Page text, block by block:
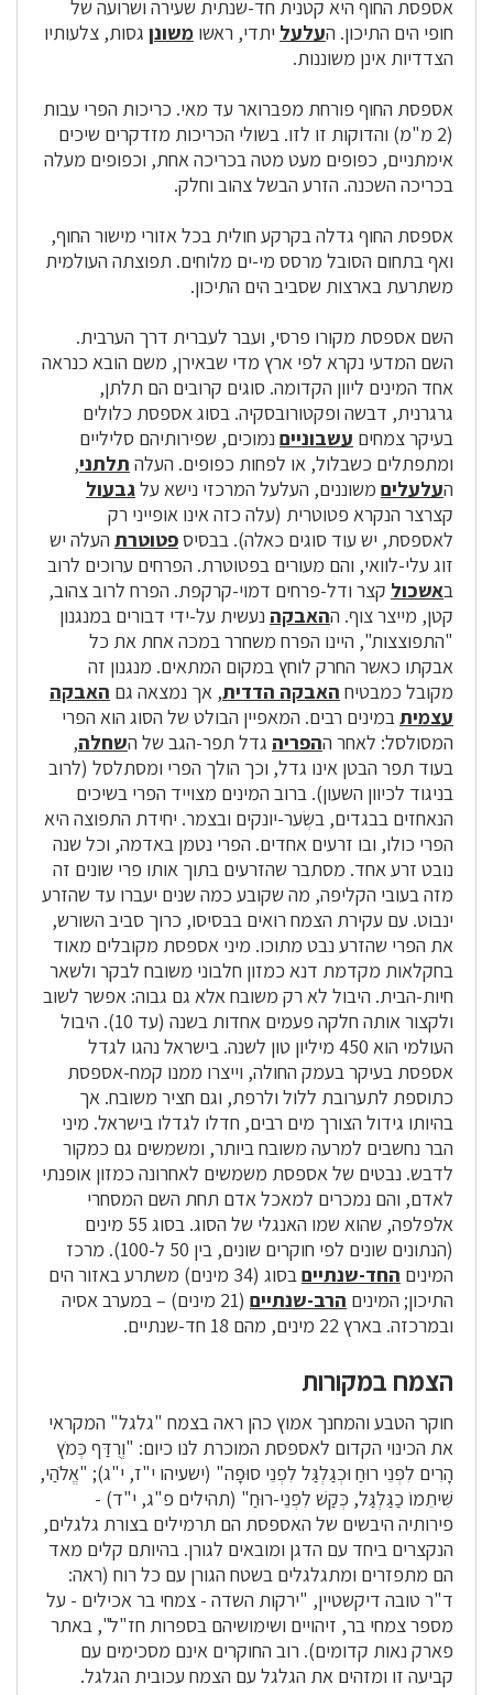
אספסת החוף היא קטנית חד-שנתית שעירה ושרועה של
חופי הים התיכון. העלעל יתדי, ראשו משונן גסות, צלעותיו
הצדדיות אינן משוננות.
אספסת החוף פורחת מפברואר עד מאי. כריכות הפרי עבות
(2 מ"מ) והדוקות זו לזו. בשולי הכריכות מזדקרים שיכים
אימתניים, כפופים מעט מטה בכריכה אחת, וכפופים מעלה
בכריכה השכנה. הזרע הבשל צהוב וחלק.
אספסת החוף גדלה בקרקע חולית בכל אזורי מישור החוף,
ואף בתחום הסובל מרסס מי-ים מלוחים. תפוצתה העולמית
משתרעת בארצות שסביב הים התיכון.
השם אספסת מקורו פרסי, ועבר לעברית דרך הערבית.
השם המדעי נקרא לפי ארץ מדי שבאירן, משם הובא כנראה
אחד המינים ליוון הקדומה. סוגים קרובים הם תלתן,
גרגרנית, דבשה ופקטורובסקיה. בסוג אספסת כלולים
בעיקר צמחים עשבוניים נמוכים, שפירותיהם סליליים
ומתפתלים כשבלול, או לפחות כפופים. העלה תלתני,
העלעלים משוננים, העלעל המרכזי נישא עלגבעול
קצרצר הנקרא פטוטרית (עלה כזה אינו אופייני רק
לאספסת, יש עוד סוגים כאלה). בבסיספטוטרת העלה יש
זוג עלי-לוואי, והם מעורים בפטוטרת. הפרחים ערוכים לרוב
באשכול קצר ודל-פרחים דמוי-קרקפת. הפרח לרוב צהוב,
קטן, מייצר צוף. ההאבקה נעשית על-ידי דבורים במנגנון
"התפוצצות", היינו הפרח משחרר במכה אחת את כל
אבקתו כאשר החרק לוחץ במקום המתאים. מנגנון זה
מקובל כמבטיח האבקה הדדית, אך נמצאה גם האבקה
עצמיתבמינים רבים. המאפיין הבולט של הסוג הוא הפרי
המסולסל: לאחר ההפריה גדל תפר-הגב של השחלה,
בעוד תפר הבטן אינו גדל, וכך הולך הפרי ומסתלסל (לרוב
בניגוד לכיוון השעון). ברוב המינים מצוייד הפרי בשיכים
הנאחזים בבגדים, בשְׂער-יונקים ובצמר. יחידת התפוצה היא
הפרי כולו, ובו זרעים אחדים. הפרי נטמן באדמה, וכל שנה
נובט זרע אחד. מסתבר שהזרעים בתוך אותו פרי שונים זה
מזה בעובי הקליפה, מה שקובע כמה שנים יעברו עד שהזרע
ינבוט. עם עקירת הצמח רואים בבסיסו, כרוך סביב השורש,
את הפרי שהזרע נבט מתוכו. מיני אספסת מקובלים מאוד
בחקלאות מקדמת דנא כמזון חלבוני משובח לבקר ולשאר
חיות-הבית. היבול לא רק משובח אלא גם גבוה: אפשר לשוב
ולקצור אותה חלקה פעמים אחדות בשנה (עד 10). היבול
העולמי הוא 450 מיליון טון לשנה. בישראל נהגו לגדל
אספסת בעיקר בעמק החולה, וייצרו ממנו קמח-אספסת
כתוספת לתערובת ללול ולרפת, וגם חציר משובח. אך
בהיותו גידול הצורך מים רבים, חדלו לגדלו בישראל. מיני
הבר נחשבים למרעה משובח ביותר, ומשמשים גם כמקור
לדבש. נבטים של אספסת משמשים לאחרונה כמזון אופנתי
לאדם, והם נמכרים למאכל אדם תחת השם המסחרי
אלפלפה, שהוא שמו האנגלי של הסוג. בסוג 55 מינים
(הנתונים שונים לפי חוקרים שונים, בין 50 ל-100). מרכז
המינים החד-שנתיים
בסוג (34 מינים) משתרע באזור הים
התיכון; המינים הרב-שנתיים
(21 מינים) – במערב אסיה
ובמרכזה. בארץ 22 מינים, מהם 18 חד-שנתיים.
הצמח במקורות
חוקר הטבע והמחנך אמוץ כהן ראה בצמח "גלגל" המקראי
את הכינוי הקדום לאספסת המוכרת לנו כיום: "וְרֻדַּף כְּמֹץ
הָרִים לִפְנֵי רוּחַ וּכְגַלְגַּל לִפְנֵי סוּפָה" (ישעיהו י"ז, י"ג); "אֱלֹהַי,
שִׁיתֵמוֹ כַגַּלְגַּל, כְּקַשׁ לִפְנֵי-רוּחַ" (תהילים פ"ג, י"ד) -
פירותיה היבשים של האספסת הם תרמילים בצורת גלגלים,
הנקצרים ביחד עם הדגן ומובאים לגורן. בהיותם קלים מאד
הם מתפזרים ומתגלגלים בשטח הגורן עם כל רוח (ראה:
ד"ר טובה דיקשטיין, "ירקות השדה - צמחי בר אכילים - על
מספר צמחי בר, זיהויים ושימושיהם בספרות חז"ל", באתר
פארק נאות קדומים). רוב החוקרים אינם מסכימים עם
קביעה זו ומזהים את הגלגל עם הצמח עכובית הגלגל.